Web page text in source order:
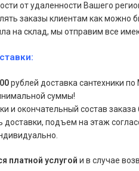
от удаленности Вашего
заказы клиентам как можно
на склад, мы отправим все
рублей доставка сантехники
суммы!
и окончательный состав
доставки, подъем на этаж
платной услугой и в случае